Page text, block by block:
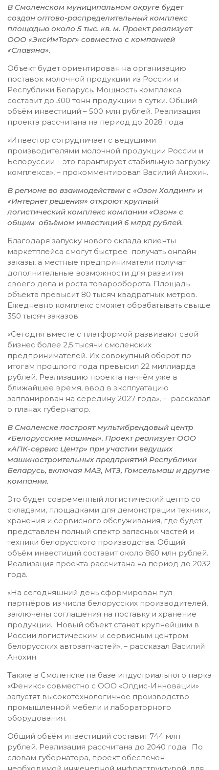
В Смоленском муниципальном округе будет
создан оптово-распределительный комплекс
площадью около 5 тыс. кв. м. Проект реализует
ООО «ЭксИмТорг» совместно с компанией
«Славяна».
Объект будет ориентирован на организацию
поставок молочной продукции из России и
Республики Беларусь. Мощность комплекса
составит до 300 тонн продукции в сутки. Общий
объём инвестиций – 500 млн рублей. Реализация
проекта рассчитана на период до 2028 года.
«Инвестор сотрудничает с ведущими
производителями молочной продукции России и
Белоруссии – это гарантирует стабильную загрузку
комплекса», – прокомментировал Василий Анохин.
В регионе во взаимодействии с «Озон Холдинг» и
«Интернет решения» откроют крупный
логистический комплекс компании «Озон» с
общим объёмом инвестиций 6 млрд рублей.
Благодаря запуску нового склада клиенты
маркетплейса смогут быстрее получать онлайн
заказы, а местные предприниматели получат
дополнительные возможности для развития
своего дела и роста товарооборота. Площадь
объекта превысит 80 тысяч квадратных метров.
Ежедневно комплекс сможет обрабатывать свыше
350 тысяч заказов.
«Сегодня вместе с платформой развивают свой
бизнес более 2,5 тысячи смоленских
предпринимателей. Их совокупный оборот по
итогам прошлого года превысил 22 миллиарда
рублей. Реализацию проекта начнём уже в
ближайшее время, ввод в эксплуатацию
запланирован на середину 2027 года», – рассказал
о планах губернатор.
В Смоленске построят мультибрендовый центр
«Белорусские машины». Проект реализует ООО
«АПК-сервис Центр» при участии ведущих
машиностроительных предприятий Республики
Беларусь, включая МАЗ, МТЗ, Гомсельмаш и другие
компании.
Это будет современный логистический центр со
складами, площадками для демонстрации техники,
хранения и сервисного обслуживания, где будет
представлен полный спектр запасных частей и
техники белорусского производства. Общий
объём инвестиций составит около 860 млн рублей.
Реализация проекта рассчитана на период до 2032
года.
«На сегодняшний день сформирован пул
партнёров из числа белорусских производителей,
заключены соглашения на поставку и хранение
продукции. Новый объект станет крупнейшим в
России логистическим и сервисным центром
белорусских автозапчастей», – рассказал Василий
Анохин.
Также в Смоленске на базе индустриального парка
«Феникс» совместно с ООО «Олдис-Инновации»
запустят высокотехнологичное производство
промышленной мебели и лабораторного
оборудования.
Общий объём инвестиций составит 744 млн
рублей. Реализация рассчитана до 2040 года. По
словам губернатора, проект обеспечен